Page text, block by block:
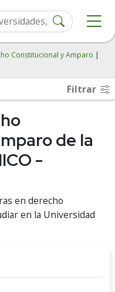
Constitucional y Amparo |
Filtrar
de la
-
en derecho
en la Universidad